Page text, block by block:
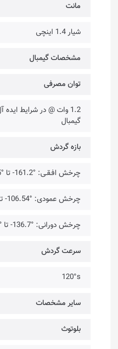
مانت
شیار 1.4 اینچی
مشخصات گیمبال
توان مصرفی
1.2 وات @ در شرایط
گیمبال
بازه گردش
چرخش افـقـی: °161.2- تا °171.95
چرخش عمودی: °106.54- تا °235.5
چرخش دورانی: °136.7- تا °198
سرعت گردش
120°s
سایر مشخصات
بلوتوث